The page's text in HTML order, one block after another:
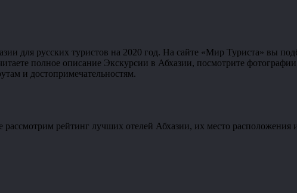
для русских туристов на 2020 год. На сайте «Мир Туриста» вы
полное описание Экскурсии в Абхазии, посмотрите
и достопримечательностям.
рассмотрим рейтинг лучших отелей Абхазии, их место